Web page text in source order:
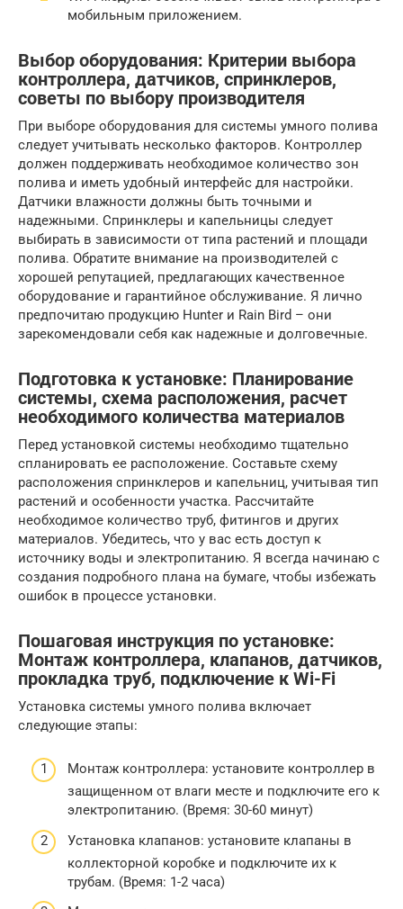
мобильным приложением.
Выбор оборудования: Критерии выбора
контроллера, датчиков, спринклеров,
советы по выбору производителя
При выборе оборудования для системы умного полива
следует учитывать несколько факторов. Контроллер
должен поддерживать необходимое количество зон
полива и иметь удобный интерфейс для настройки.
Датчики влажности должны быть точными и
надежными. Спринклеры и капельницы следует
выбирать в зависимости от типа растений и площади
полива. Обратите внимание на производителей с
хорошей репутацией, предлагающих качественное
оборудование и гарантийное обслуживание. Я лично
предпочитаю продукцию Hunter и Rain Bird – они
зарекомендовали себя как надежные и долговечные.
Подготовка к установке: Планирование
системы, схема расположения, расчет
необходимого количества материалов
Перед установкой системы необходимо тщательно
спланировать ее расположение. Составьте схему
расположения спринклеров и капельниц, учитывая тип
растений и особенности участка. Рассчитайте
необходимое количество труб, фитингов и других
материалов. Убедитесь, что у вас есть доступ к
источнику воды и электропитанию. Я всегда начинаю с
создания подробного плана на бумаге, чтобы избежать
ошибок в процессе установки.
Пошаговая инструкция по установке:
Монтаж контроллера, клапанов, датчиков,
прокладка труб, подключение к Wi-Fi
Установка системы умного полива включает
следующие этапы:
Монтаж контроллера: установите контроллер в
защищенном от влаги месте и подключите его к
электропитанию. (Время: 30-60 минут)
Установка клапанов: установите клапаны в
коллекторной коробке и подключите их к
трубам. (Время: 1-2 часа)